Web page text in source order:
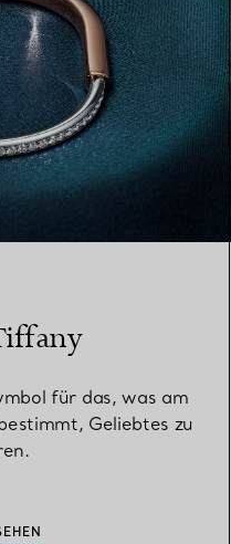
für das, was am
Geliebtes zu